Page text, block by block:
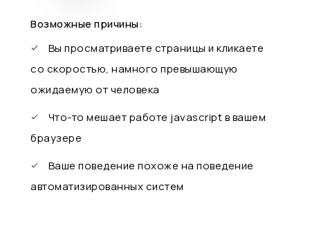
Возможные причины:
Вы просматриваете страницы и кликаете
со скоростью, намного превышающую
ожидаемую от человека
Что-то мешает работе javascript в вашем
браузере
Ваше поведение похоже на поведение
автоматизированных систем